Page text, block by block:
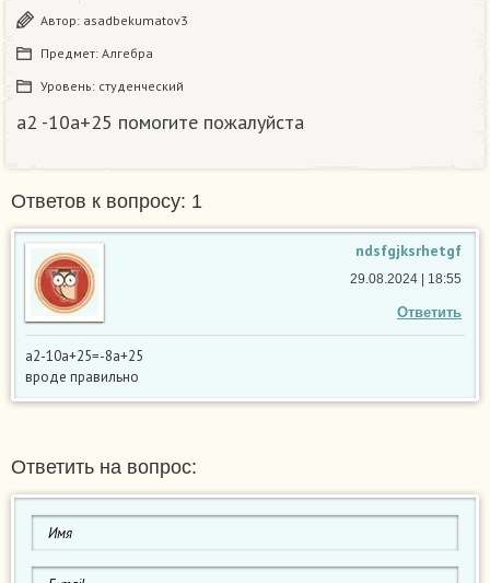
Автор: asadbekumatov3
Предмет: Алгебра
Уровень: студенческий
a2 -10a+25 помогите пожалуйста
Ответов к вопросу: 1
ndsfgjksrhetgf
Ответить
29.08.2024 | 18:55
a2-10a+25=-8a+25
вроде правильно
Ответить на вопрос: